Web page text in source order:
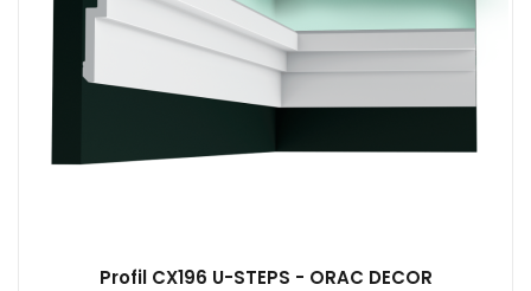
Profil CX196 U-STEPS - ORAC DECOR